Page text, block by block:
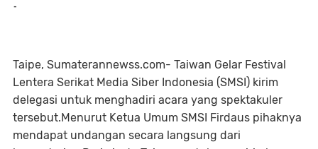
-
Taipe, Sumaterannewss.com- Taiwan Gelar Festival
Lentera Serikat Media Siber Indonesia (SMSI) kirim
delegasi untuk menghadiri acara yang spektakuler
tersebut.Menurut Ketua Umum SMSI Firdaus pihaknya
mendapat undangan secara langsung dari